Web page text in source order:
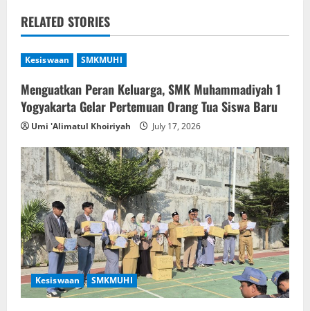
v
i
g
a
t
i
o
n
RELATED STORIES
Kesiswaan SMKMUHI
Menguatkan Peran Keluarga, SMK Muhammadiyah 1
Yogyakarta Gelar Pertemuan Orang Tua Siswa Baru
Umi 'Alimatul Khoiriyah July 17, 2026
Kesiswaan SMKMUHI